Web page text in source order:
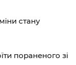
стану
пораненого зі